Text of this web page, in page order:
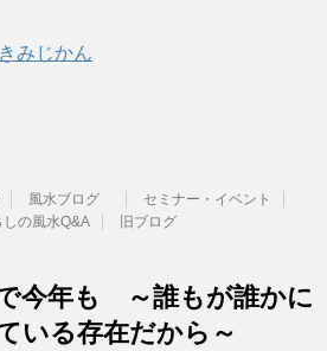
みじかん
風水ブログ
セミナー・イベント
の風水Q&A
旧ブログ
今年も ～誰もが誰かに
いる存在だから～